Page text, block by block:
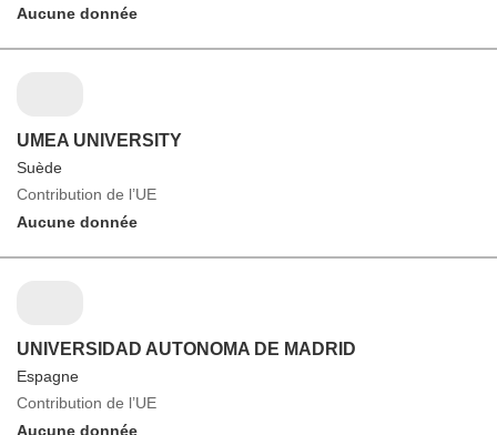
Aucune donnée
UMEA UNIVERSITY
Suède
Contribution de l’UE
Aucune donnée
UNIVERSIDAD AUTONOMA DE MADRID
Espagne
Contribution de l’UE
Aucune donnée